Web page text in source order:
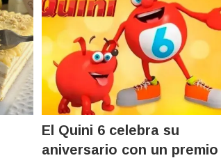
El Quini 6 celebra su
aniversario con un premio